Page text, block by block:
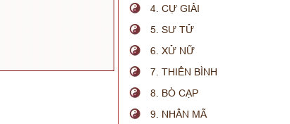
4. CỰ GIẢI
5. SƯ TỬ
6. XỬ NỮ
7. THIÊN BÌNH
8. BÒ CẠP
9. NHÂN MÃ